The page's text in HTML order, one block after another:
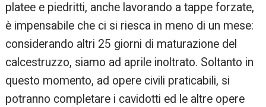
platee e piedritti, anche lavorando a tappe forzate,
è impensabile che ci si riesca in meno di un mese:
considerando altri 25 giorni di maturazione del
calcestruzzo, siamo ad aprile inoltrato. Soltanto in
questo momento, ad opere civili praticabili, si
potranno completare i cavidotti ed le altre opere